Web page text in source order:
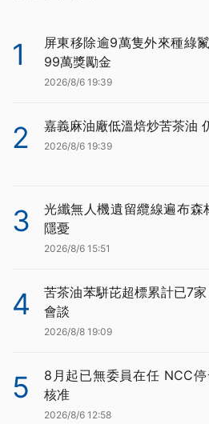
1
屏東移除逾9萬隻外來種綠
99萬獎勵金
2026/8/6 19:39
2 嘉義麻油廠低溫焙炒苦茶油
2026/8/6 19:39
3
光纖無人機遺留纜線遍布
隱憂
2026/8/6 15:51
4
苦茶油苯駢芘超標累計已7
會談
2026/8/8 19:09
5
8月起已無委員在任 NCC
核准
2026/8/6 12:58